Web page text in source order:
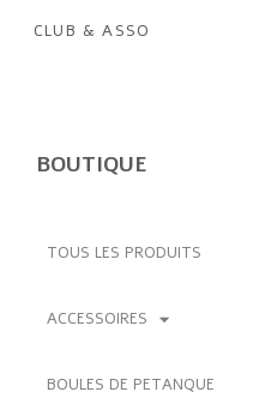
CLUB & ASSO
BOUTIQUE
TOUS LES PRODUITS
ACCESSOIRES
BOULES DE PETANQUE